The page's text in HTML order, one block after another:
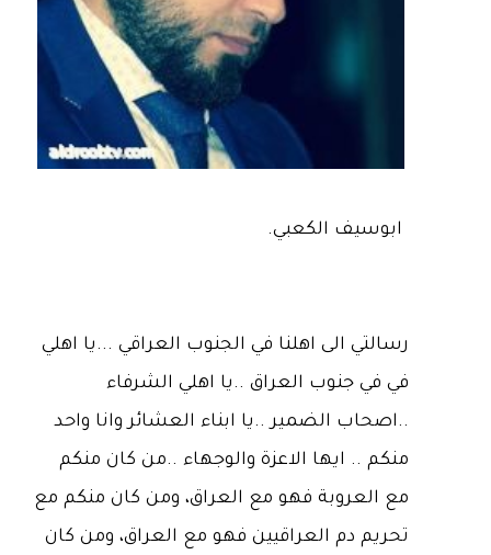
ابوسيف الكعبي.
رسالتي الى اهلنا في الجنوب العراقي ...يا اهلي
في في جنوب العراق ..يا اهلي الشرفاء
..اصحاب الضمير ..يا ابناء العشائر وانا واحد
منكم .. ايها الاعزة والوجهاء ..من كان منكم
مع العروبة فهو مع العراق، ومن كان منكم مع
تحريم دم العراقيين فهو مع العراق، ومن كان